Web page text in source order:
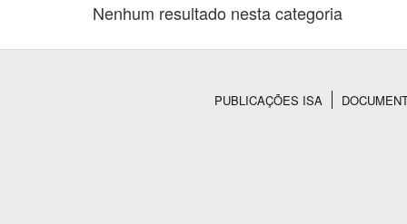
Nenhum resultado nesta categoria
PUBLICAÇÕES ISA